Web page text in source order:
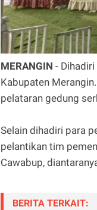
MERANGIN -
Kabupaten
pelataran gedung
Selain dihadiri para
pelantikan tim
Cawabup,
BERITA TERKAIT: